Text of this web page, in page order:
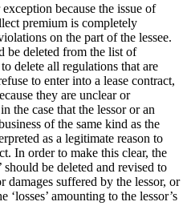
because the issue of
premium is completely
on the part of the lessee.
be deleted from the list of
delete all regulations that are
to enter into a lease contract,
they are unclear or
the case that the lessor or an
of the same kind as the
as a legitimate reason to
In order to make this clear, the
should be deleted and revised to
suffered by the lessor, or
‘losses’ amounting to the lessor’s